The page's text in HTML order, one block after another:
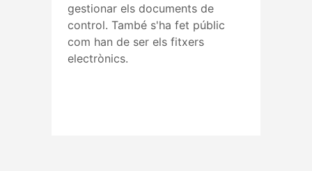
gestionar els documents de
control. També s'ha fet públic
com han de ser els fitxers
electrònics.